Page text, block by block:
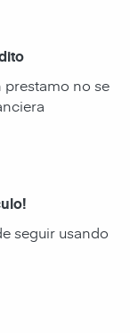
prestamo no se
seguir usando